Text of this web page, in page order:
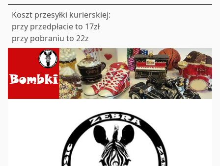
Koszt przesyłki kurierskiej:
przy przedpłacie to 17zł
przy pobraniu to 22z